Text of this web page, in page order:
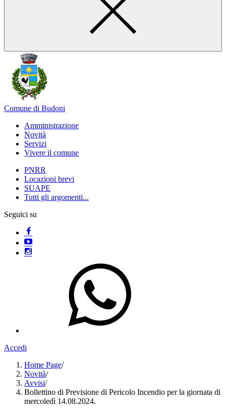
Comune di Budoni
Amministrazione
Novità
Servizi
Vivere il comune
PNRR
Locazioni brevi
SUAPE
Tutti gli argomenti...
Seguici su
Accedi
Home Page/
Novità/
Avvisi/
Bollettino di Previsione di Pericolo Incendio per la giornata di
mercoledì 14.08.2024.